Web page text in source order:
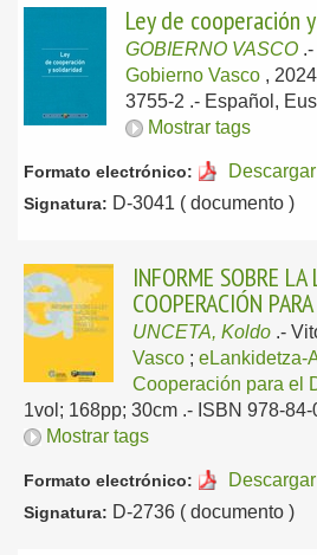
Ley de cooperación
GOBIERNO VASCO .-
Gobierno Vasco , 2024
3755-2 .- Español,
Mostrar tags
Formato electrónico:
Signatura: D-3041 ( documento )
INFORME SOBRE LA
COOPERACIÓN
UNCETA, Koldo .-
Vasco ; eLankidetza-
Cooperación para el
1vol; 168pp; 30cm .- ISBN 978-
Mostrar tags
Formato electrónico:
Signatura: D-2736 ( documento )